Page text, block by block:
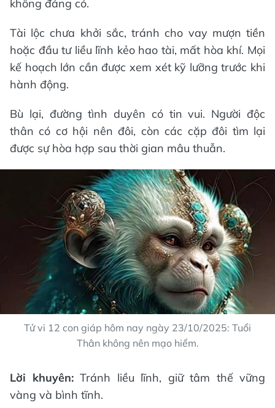
không đáng có.
Tài lộc chưa khởi sắc, tránh cho vay mượn tiền
hoặc đầu tư liều lĩnh kẻo hao tài, mất hòa khí. Mọi
kế hoạch lớn cần được xem xét kỹ lưỡng trước khi
hành động.
Bù lại, đường tình duyên có tin vui. Người độc
thân có cơ hội nên đôi, còn các cặp đôi tìm lại
được sự hòa hợp sau thời gian mâu thuẫn.
Tử vi 12 con giáp hôm nay ngày 23/10/2025: Tuổi
Thân không nên mạo hiểm.
Lời khuyên:Tránh liều lĩnh, giữ tâm thế vững
vàng và bình tĩnh.